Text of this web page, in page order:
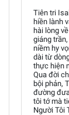
Tiên tri
hiền lành
hài lòng
giáng
niềm hy
dài từ
thực hiện
Qua đời
bội phản,
đường
tôi tớ mà
Người Tôi